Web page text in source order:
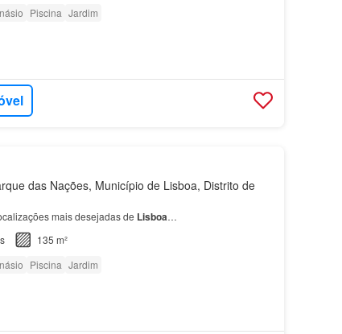
Piscina Jardim
das Nações, Município de Lisboa, Distrito de
mais desejadas de Lisboa…
135 m²
Piscina Jardim